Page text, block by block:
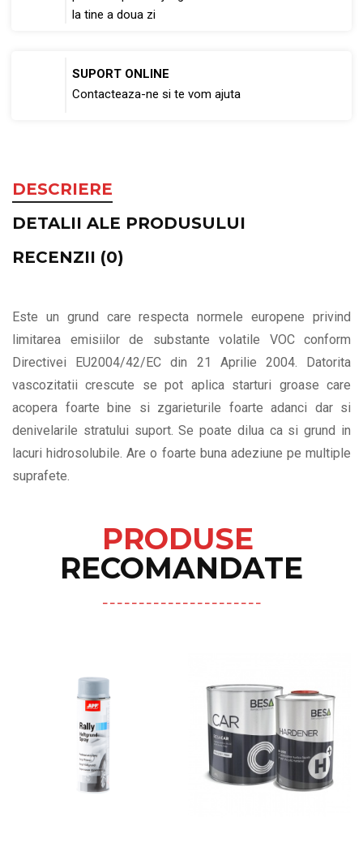
la tine a doua zi
SUPORT ONLINE
Contacteaza-ne si te vom ajuta
DESCRIERE
DETALII ALE PRODUSULUI
RECENZII (0)
Este un grund care respecta normele europene privind
limitarea emisiilor de substante volatile VOC conform
Directivei EU2004/42/EC din 21 Aprilie 2004. Datorita
vascozitatii crescute se pot aplica starturi groase care
acopera foarte bine si zgarieturile foarte adanci dar si
denivelarile stratului suport. Se poate dilua ca si grund in
lacuri hidrosolubile. Are o foarte buna adeziune pe multiple
suprafete.
PRODUSE
RECOMANDATE